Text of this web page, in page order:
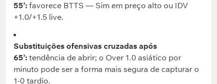
55’: favorece BTTS — Sim em preço alto ou IDV
+1.0/+1.5 live.
Substituições ofensivas cruzadas após
65’: tendência de abrir; o Over 1.0 asiático por
minuto pode ser a forma mais segura de capturar o
1-0 tardio.